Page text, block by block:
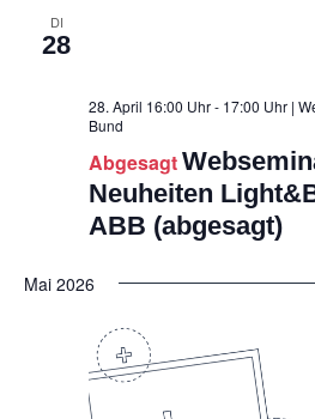
DI
28
28. April 16:00 Uhr - 17:00 Uhr |
Bund
Abgesagt
Neuheiten
ABB (abgesagt)
Mai 2026